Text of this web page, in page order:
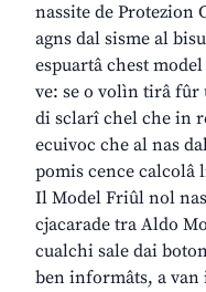
nassite de Protezion
agns dal sisme al
espuartâ chest
ve: se o volìn tirâ
di sclarî chel che in
ecuivoc che al nas
pomis cence calcolâ
Il Model Friûl nol
cjacarade tra Aldo
cualchi sale dai
ben informâts, a van